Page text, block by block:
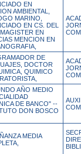
EN
AMBIENTAL,
MARINO,
EN CS. DEL
EN
MENCION EN
DE
DOCTOR
QUIMICO
AÑO MEDIO
DE BANCO" --
DON BOSCO
MEDIA